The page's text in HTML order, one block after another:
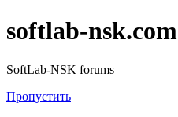
softlab-nsk.com
SoftLab-NSK forums
Пропустить